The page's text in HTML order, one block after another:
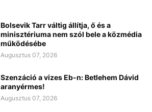
Bolsevik Tarr váltig állítja, ő és a
minisztériuma nem szól bele a közmédia
működésébe
Augusztus 07, 2026
Szenzáció a vizes Eb-n: Betlehem Dávid
aranyérmes!
Augusztus 07, 2026